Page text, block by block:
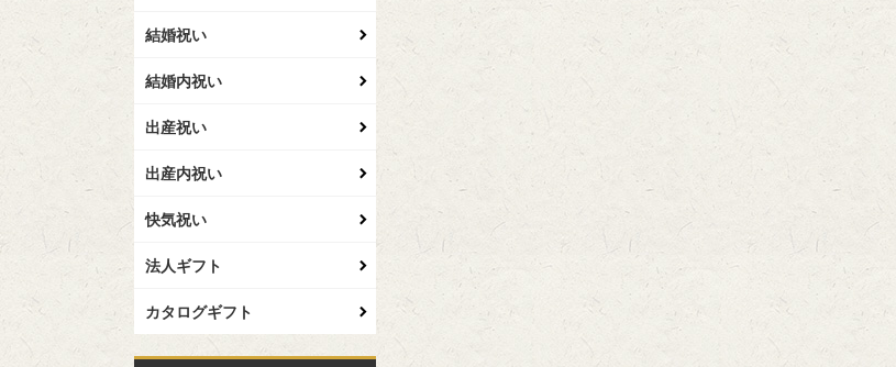
結婚祝い
結婚内祝い
出産祝い
出産内祝い
快気祝い
法人ギフト
カタログギフト